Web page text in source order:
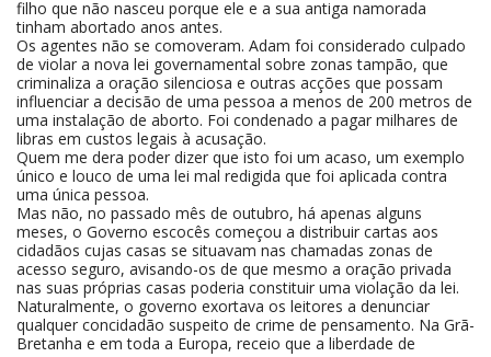
filho que não nasceu porque ele e a sua antiga namorada
tinham abortado anos antes.
Os agentes não se comoveram. Adam foi considerado culpado
de violar a nova lei governamental sobre zonas tampão, que
criminaliza a oração silenciosa e outras acções que possam
influenciar a decisão de uma pessoa a menos de 200 metros de
uma instalação de aborto. Foi condenado a pagar milhares de
libras em custos legais à acusação.
Quem me dera poder dizer que isto foi um acaso, um exemplo
único e louco de uma lei mal redigida que foi aplicada contra
uma única pessoa.
Mas não, no passado mês de outubro, há apenas alguns
meses, o Governo escocês começou a distribuir cartas aos
cidadãos cujas casas se situavam nas chamadas zonas de
acesso seguro, avisando-os de que mesmo a oração privada
nas suas próprias casas poderia constituir uma violação da lei.
Naturalmente, o governo exortava os leitores a denunciar
qualquer concidadão suspeito de crime de pensamento. Na Grã-
Bretanha e em toda a Europa, receio que a liberdade de